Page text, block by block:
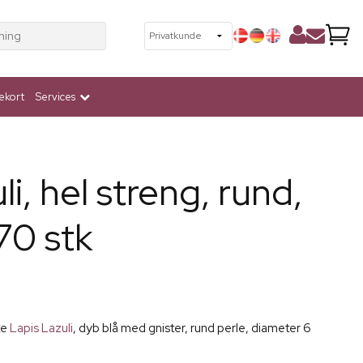
Services
hel streng, rund,
stk
Lapis Lazuli, dyb blå med gnister, rund perle, diameter 6